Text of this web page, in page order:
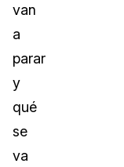
van
a
parar
y
qué
se
va